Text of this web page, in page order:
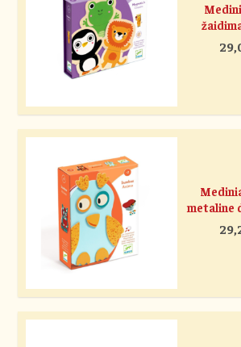
metaline